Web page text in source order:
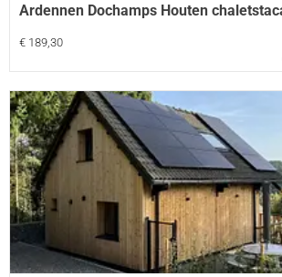
Ardennen Dochamps Houten
€ 189,30